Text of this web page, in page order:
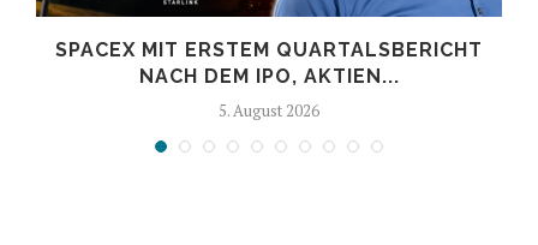
SPACEX MIT ERSTEM QUARTALSBERICHT
NACH DEM IPO, AKTIEN...
5. August 2026